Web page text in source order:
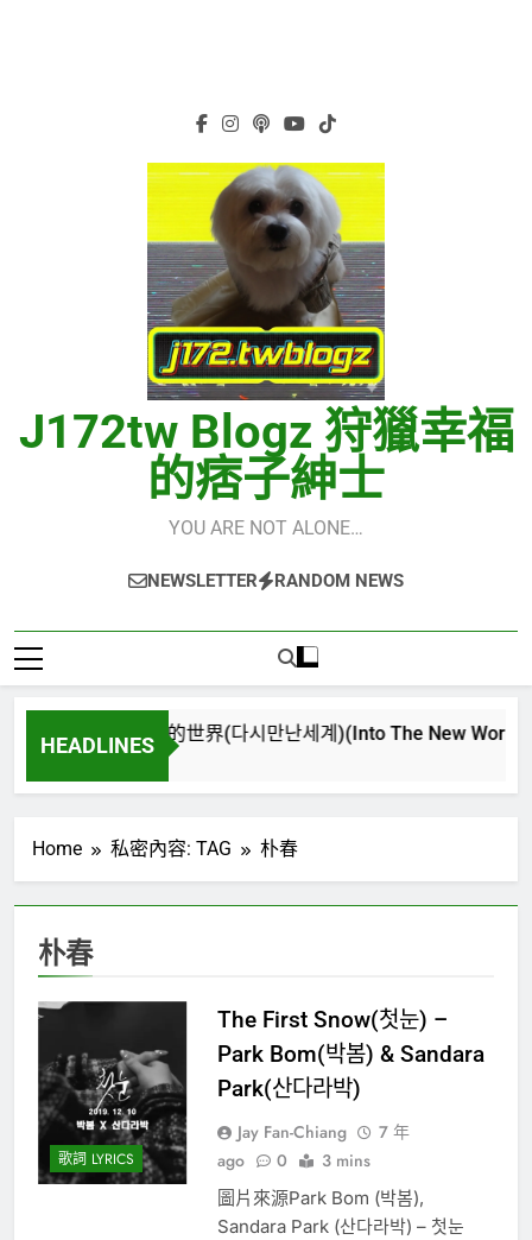
J172tw Blogz 狩獵幸福
的痞子紳士
YOU ARE NOT ALONE…
NEWSLETTER RANDOM NEWS
HEADLINES
再次重逢的世界(다시만난세계)(Into The New World)
Home 私密內容: TAG 朴春
朴春
歌詞 LYRICS
The First Snow(첫눈) –
Park Bom(박봄) & Sandara
Park(산다라박)
Jay Fan-Chiang
7 年
ago
0 3 mins
圖片來源Park Bom (박봄),
Sandara Park (산다라박) – 첫눈